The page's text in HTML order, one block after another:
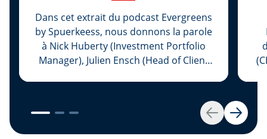
Retour
Dans cet extrait du podcast Evergreens
by Spuerkeess, nous donnons la parole
à Nick Huberty (Investment Portfolio
Manager), Julien Ensch (Head of Client
pour revenir sur les six premiers mois
de 2026. Entre l’essor spectaculaire de
l’intelligence artificielle, le retour des